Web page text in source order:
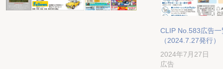
CLIP No.583広告一
（2024.7.27発行）
2024年7月27日
広告